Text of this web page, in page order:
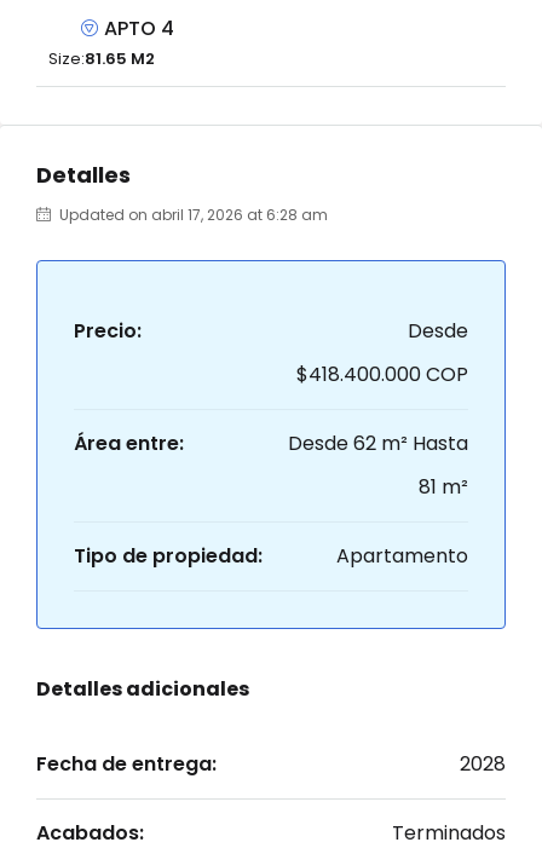
APTO 4
Size:81.65 M2
Detalles
Updated on abril 17, 2026 at 6:28 am
Precio:
Desde
$418.400.000 COP
Área entre:
Desde 62 m² Hasta
81 m²
Tipo de propiedad: Apartamento
Detalles adicionales
Fecha de entrega: 2028
Acabados: Terminados